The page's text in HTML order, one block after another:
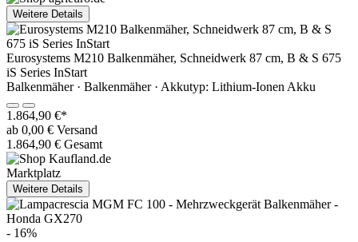
Weitere Details
Eurosystems M210 Balkenmäher, Schneidwerk 87 cm, B & S 675
iS Series InStart
Balkenmäher · Balkenmäher · Akkutyp: Lithium-Ionen Akku
1.864,90 €*
ab 0,00 € Versand
1.864,90 € Gesamt
Marktplatz
Weitere Details
- 16%